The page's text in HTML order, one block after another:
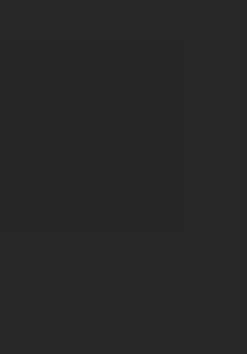
misteriosa infeção